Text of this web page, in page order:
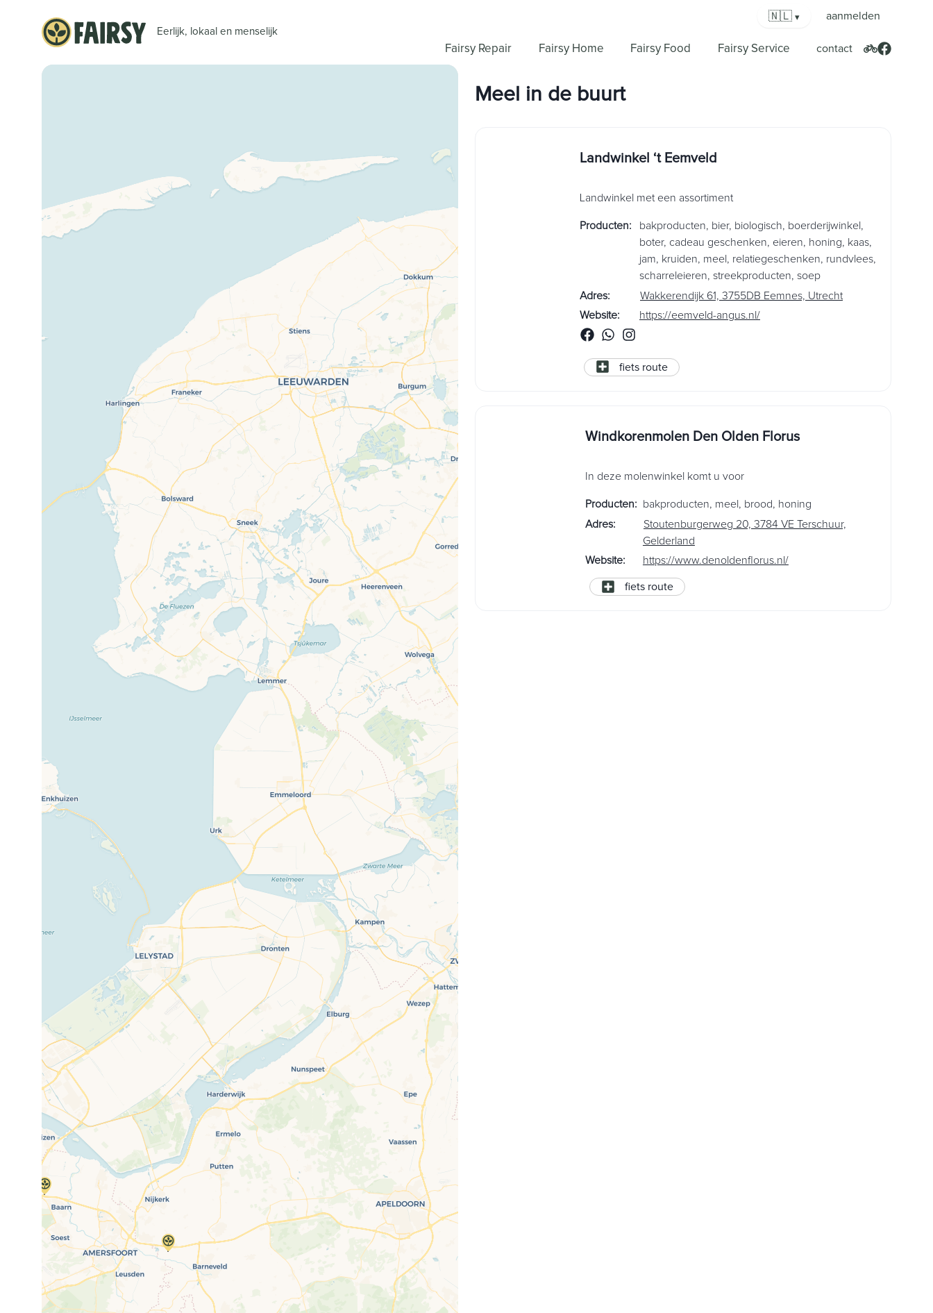
Eerlijk, lokaal en menselijk
🇳🇱 ▾ aanmelden
Fairsy Repair Fairsy Home Fairsy Food Fairsy Service contact
Meel in de buurt
Landwinkel ‘t Eemveld
Landwinkel met een assortiment
Producten: bakproducten, bier, biologisch, boerderijwinkel ,
boter, cadeau geschenken, eieren, honing, kaas,
jam, kruiden, meel , relatiegeschenken, rundvlees,
scharreleieren, streekproducten, soep
Adres:
Wakkerendijk 61, 3755DB Eemnes, Utrecht
Website: https://eemveld-angus.nl/
fiets route
Windkorenmolen Den Olden Florus
In deze molenwinkel komt u voor
Producten: bakproducten, meel , brood, honing
Adres:
Stoutenburgerweg 20, 3784 VE Terschuur,
Gelderland
Website: https://www.denoldenflorus.nl/
fiets route